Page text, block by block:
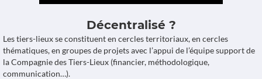
Décentralisé ?
Les tiers-lieux se constituent en cercles territoriaux, en cercles
thématiques, en groupes de projets avec l’appui de l’équipe support de
la Compagnie des Tiers-Lieux (financier, méthodologique,
communication…).